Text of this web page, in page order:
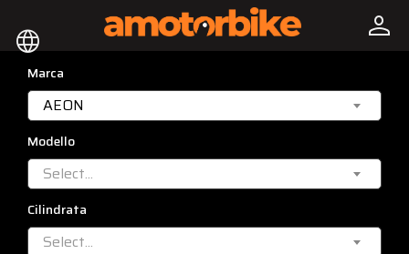
language person
Marca
AEON
Modello
Select...
Cilindrata
Select...